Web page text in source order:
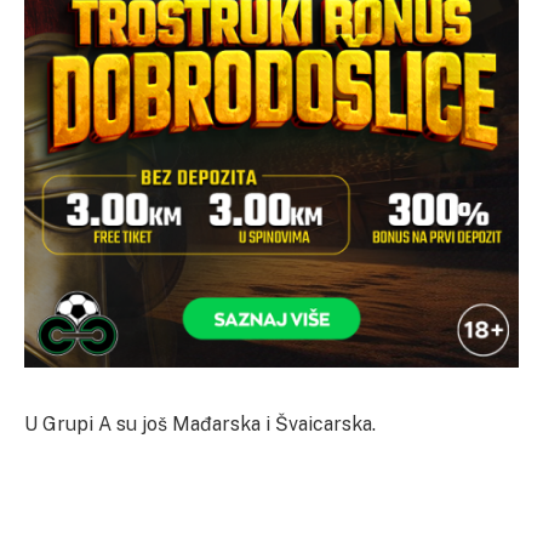
U Grupi A su još Mađarska i Švaicarska.